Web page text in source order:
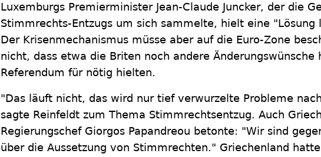
Luxemburgs Premierminister Jean-Claude Juncker, der die
Stimmrechts-Entzugs um sich sammelte, hielt eine
Der Krisenmechanismus müsse aber auf die Euro-Zone
nicht, dass etwa die Briten noch andere Änderungswünsche
Referendum für nötig hielten.
"Das läuft nicht, das wird nur tief verwurzelte Probleme
sagte Reinfeldt zum Thema Stimmrechtsentzug. Auch
Regierungschef Giorgos Papandreou betonte: "Wir sind
über die Aussetzung von Stimmrechten." Griechenland